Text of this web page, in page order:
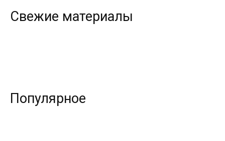
Свежие материалы
Популярное